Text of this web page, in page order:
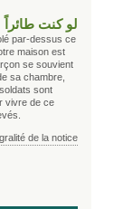
لو كنت طائراً
par-dessus ce
maison est
se souvient
sa chambre,
sont
vivre de ce
de la notice